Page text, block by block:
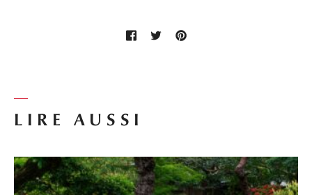
LIRE AUSSI